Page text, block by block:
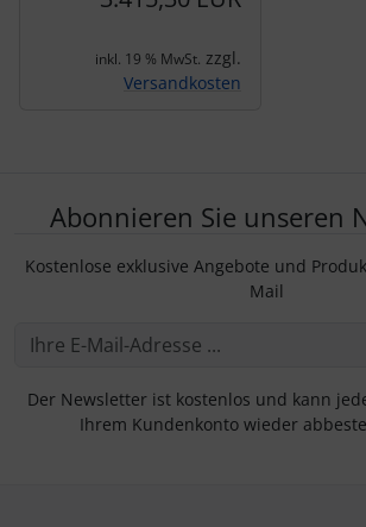
inkl. 19 % MwSt. zzgl.
Versandkosten
Abonnieren Sie unseren
Kostenlose exklusive Angebote und
Mail
Der Newsletter ist kostenlos und kann
Ihrem Kundenkonto wieder